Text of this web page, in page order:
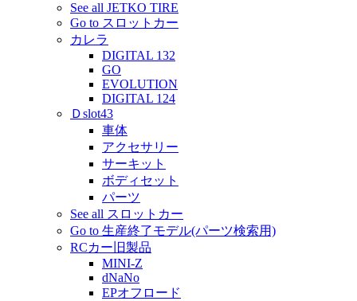
See all JETKO TIRE
Go to スロットカー
カレラ
DIGITAL 132
GO
EVOLUTION
DIGITAL 124
Ｄslot43
車体
アクセサリー
サーキット
ボディセット
パーツ
See all スロットカー
Go to 生産終了モデル(パーツ検索用)
RCカー旧製品
MINI-Z
dNaNo
EPオフロード